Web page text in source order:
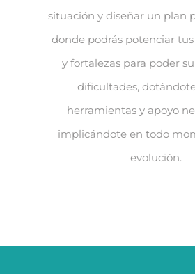
situación y diseñar un plan
donde podrás potenciar
y fortalezas para poder
dificultades,
herramientas y apoyo
implicándote en todo
evolución.